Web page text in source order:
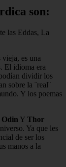
son:
las Eddas, La
vieja, es una
El idioma era
dividir los
sobre la ¨real¨
Y los poemas
Odin Y Thor
Ya que les
de ser los
manos a la